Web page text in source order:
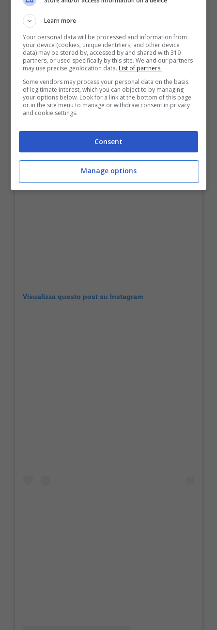
Bisognerà attendere, invece, per chi ha un’età
leggermente inferiore qualche altro giorno.
lafascia 40-44la piattaforma sarà aperta a
partire da martedì prossimo,18 maggio“, si
legge nella nota.
Visualizza questo post su Instagram
Learn more
Your personal data will be processed and information from
your device (cookies, unique identifiers, and other device
data) may be stored by, accessed by and shared with 319
partners, or used specifically by this site. We and our partners
may use precise geolocation data. List of partners.
Some vendors may process your personal data on the basis
of legitimate interest, which you can object to by managing
your options below. Look for a link at the bottom of this page
or in the site menu to manage or withdraw consent in privacy
and cookie settings.
Consent
Manage options